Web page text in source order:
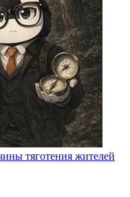
тяготения жителей